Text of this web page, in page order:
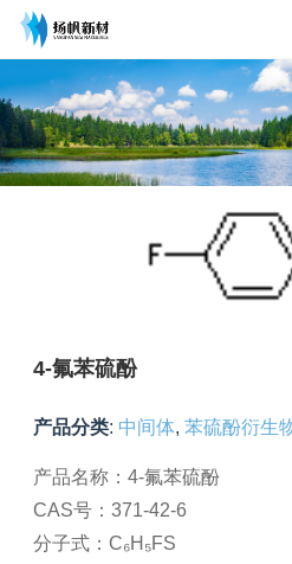
4-氟苯硫酚
产品分类: 中间体, 苯硫酚衍生
产品名称：4-氟苯硫酚
CAS号：371-42-6
分子式：C₆H₅FS